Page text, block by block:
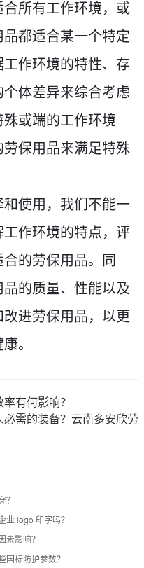
所有工作环境，或
都适合某一个特定
作环境的特性、存
体差异来综合考虑
或端的工作环境
保用品来满足特殊
使用，我们不能一
作环境的特点，评
的劳保用品。同
的质量、性能以及
进劳保用品，以更
。
有何影响？
需的装备？云南多安欣劳
？
业 logo 印字吗？
素影响？
国标防护参数？